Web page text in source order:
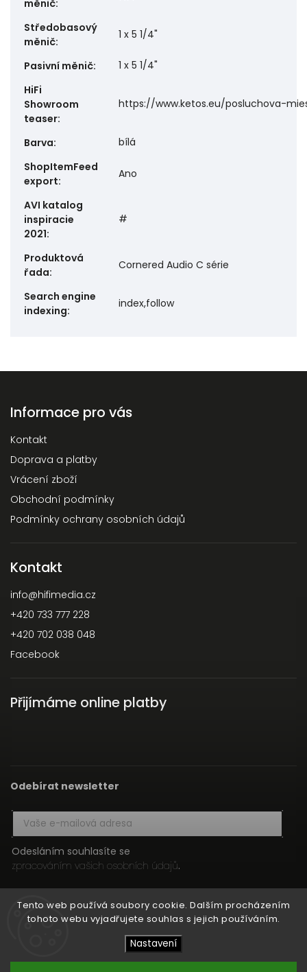
Tento web používá soubory cookie. Dalším procházením
tohoto webu vyjadřujete souhlas s jejich používáním.
Nastavení
měnič:
Středobasový
měnič:
1 x 5 1/4"
Pasivní měnič:
1 x 5 1/4"
HiFi
Showroom
teaser:
https://www.ketos.eu/posluchova-
Barva:
bílá
ShopItemFeed
export:
Ano
AVI katalog
inspiracie
2021:
#
Produktová
řada:
Cornered Audio C série
Search engine
indexing:
index,follow
Informace pro vás
Kontakt
Doprava a platby
Vrácení zboží
Obchodní podmínky
Podmínky ochrany osobních údajů
Kontakt
info@hifimedia.cz
+420 733 777 228
+420 702 038 048
Facebook
Přijímáme online platby
Odebírat newsletter
Odesláním souhlasíte se
zpracováním vašich osobních údajů.
HIFI MEDIA. Všechna práva vyhrazena.